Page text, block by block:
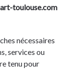
toulouse.com
nécessaires
services ou
tenu pour